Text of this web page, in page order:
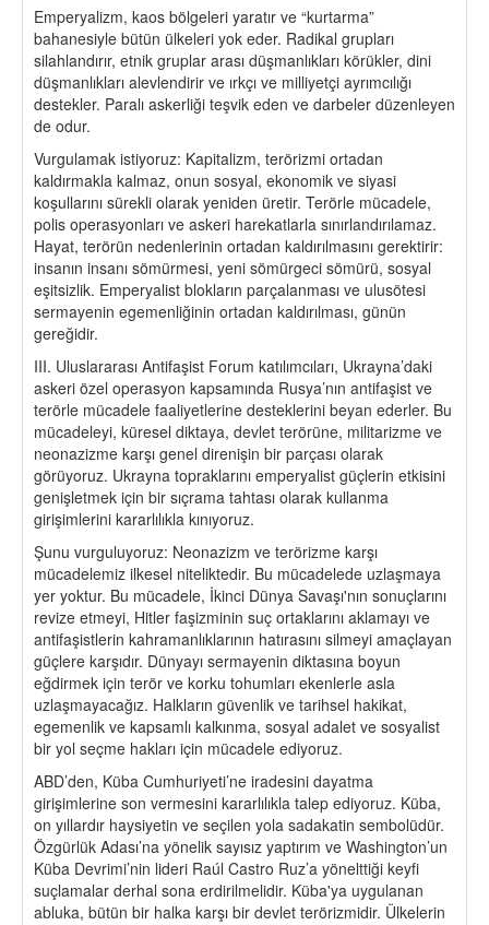
Emperyalizm, kaos bölgeleri yaratır ve “kurtarma”
bahanesiyle bütün ülkeleri yok eder. Radikal grupları
silahlandırır, etnik gruplar arası düşmanlıkları körükler, dini
düşmanlıkları alevlendirir ve ırkçı ve milliyetçi ayrımcılığı
destekler. Paralı askerliği teşvik eden ve darbeler düzenleyen
de odur.
Vurgulamak istiyoruz: Kapitalizm, terörizmi ortadan
kaldırmakla kalmaz, onun sosyal, ekonomik ve siyasi
koşullarını sürekli olarak yeniden üretir. Terörle mücadele,
polis operasyonları ve askeri harekatlarla sınırlandırılamaz.
Hayat, terörün nedenlerinin ortadan kaldırılmasını gerektirir:
insanın insanı sömürmesi, yeni sömürgeci sömürü, sosyal
eşitsizlik. Emperyalist blokların parçalanması ve ulusötesi
sermayenin egemenliğinin ortadan kaldırılması, günün
gereğidir.
III. Uluslararası Antifaşist Forum katılımcıları, Ukrayna’daki
askeri özel operasyon kapsamında Rusya’nın antifaşist ve
terörle mücadele faaliyetlerine desteklerini beyan ederler. Bu
mücadeleyi, küresel diktaya, devlet terörüne, militarizme ve
neonazizme karşı genel direnişin bir parçası olarak
görüyoruz. Ukrayna topraklarını emperyalist güçlerin etkisini
genişletmek için bir sıçrama tahtası olarak kullanma
girişimlerini kararlılıkla kınıyoruz.
Şunu vurguluyoruz: Neonazizm ve terörizme karşı
mücadelemiz ilkesel niteliktedir. Bu mücadelede uzlaşmaya
yer yoktur. Bu mücadele, İkinci Dünya Savaşı'nın sonuçlarını
revize etmeyi, Hitler faşizminin suç ortaklarını aklamayı ve
antifaşistlerin kahramanlıklarının hatırasını silmeyi amaçlayan
güçlere karşıdır. Dünyayı sermayenin diktasına boyun
eğdirmek için terör ve korku tohumları ekenlerle asla
uzlaşmayacağız. Halkların güvenlik ve tarihsel hakikat,
egemenlik ve kapsamlı kalkınma, sosyal adalet ve sosyalist
bir yol seçme hakları için mücadele ediyoruz.
ABD’den, Küba Cumhuriyeti’ne iradesini dayatma
girişimlerine son vermesini kararlılıkla talep ediyoruz. Küba,
on yıllardır haysiyetin ve seçilen yola sadakatin sembolüdür.
Özgürlük Adası’na yönelik sayısız yaptırım ve Washington’un
Küba Devrimi’nin lideri Raúl Castro Ruz’a yönelttiği keyfi
suçlamalar derhal sona erdirilmelidir. Küba'ya uygulanan
abluka, bütün bir halka karşı bir devlet terörizmidir. Ülkelerin